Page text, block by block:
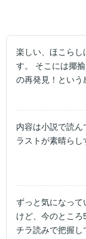
楽しい、ほこらし
す。 そこには揶
の再発見！という
世界を見るすば
に感謝です。
内容は小説で読ん
ラストが素晴らし
ずっと気になって
けど、今のとこ
チラ読みで把握し